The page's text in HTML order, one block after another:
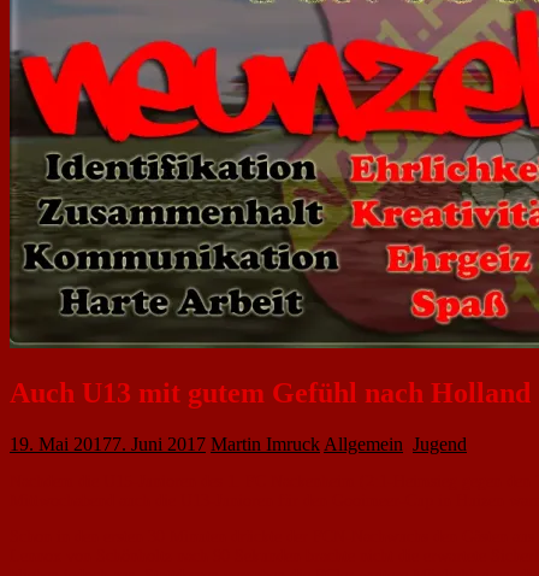
Auch U13 mit gutem Gefühl nach Holland
19. Mai 20177. Juni 2017 Martin Imruck Allgemein Jugend